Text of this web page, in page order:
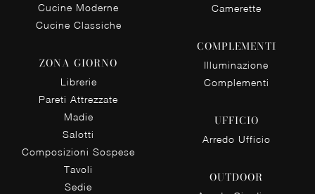
Cucine Moderne
Cucine Classiche
ZONA GIORNO
Librerie
Pareti Attrezzate
Madie
Salotti
Composizioni Sospese
Tavoli
Sedie
Camerette
COMPLEMENTI
Illuminazione
Complementi
UFFICIO
Arredo Ufficio
OUTDOOR